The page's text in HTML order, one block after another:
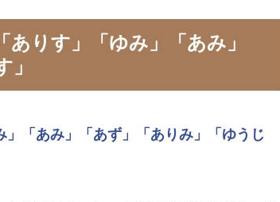
ありす」「ゆみ」「あみ」
」 「あみ」 「あず」 「ありみ」
「ゆうじ